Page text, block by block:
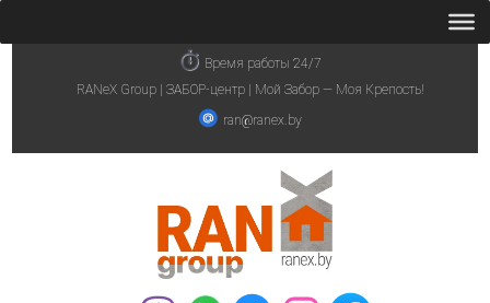
Время работы 24/7
RANeX Group | ЗАБОР-центр | Мой Забор — Моя Крепость!
ran@ranex.by